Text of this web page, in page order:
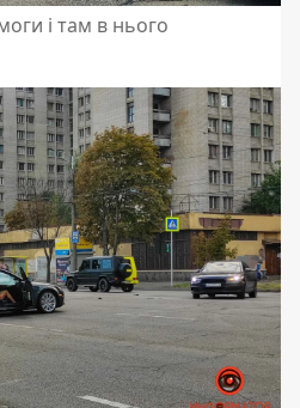
і там в нього